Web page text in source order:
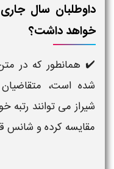
داوطلبان سال
خواهد داشت؟
✔️ همانطور که در
شده است، متقاضیان
شیراز می توانند رتبه
مقایسه کرده و شانس